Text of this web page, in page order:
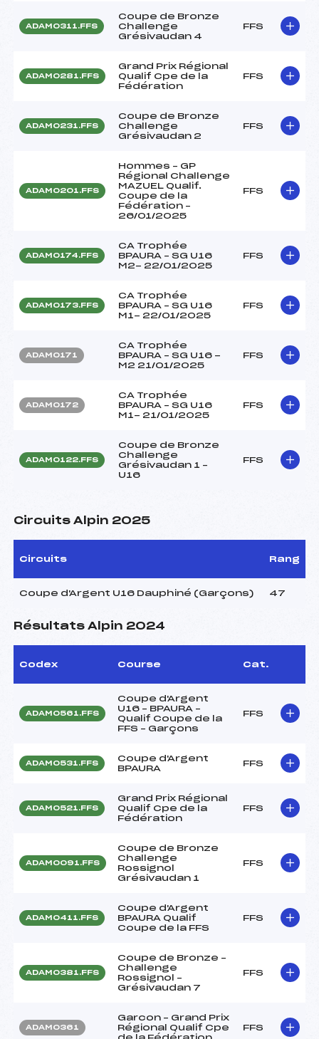
ADAM0311.FFS
Coupe de Bronze
Challenge
Grésivaudan 4
FFS
ADAM0281.FFS
Grand Prix Régional
Qualif Cpe de la
Fédération
FFS
ADAM0231.FFS
Coupe de Bronze
Challenge
Grésivaudan 2
FFS
ADAM0201.FFS
Hommes – GP
Régional Challenge
MAZUEL Qualif.
Coupe de la
Fédération –
26/01/2025
FFS
ADAM0174.FFS
CA Trophée
BPAURA – SG U16
M2- 22/01/2025
FFS
ADAM0173.FFS
CA Trophée
BPAURA – SG U16
M1- 22/01/2025
FFS
ADAM0171
CA Trophée
BPAURA – SG U16 -
M2 21/01/2025
FFS
ADAM0172
CA Trophée
BPAURA – SG U16
M1- 21/01/2025
FFS
ADAM0122.FFS
Coupe de Bronze
Challenge
Grésivaudan 1 –
U16
FFS
Circuits Alpin 2025
Circuits Rang
Coupe d'Argent U16 Dauphiné (Garçons) 47
Résultats Alpin 2024
Codex Course Cat.
ADAM0561.FFS
Coupe d'Argent
U16 – BPAURA –
Qualif Coupe de la
FFS – Garçons
FFS
ADAM0531.FFS
Coupe d'Argent
BPAURA
FFS
ADAM0521.FFS
Grand Prix Régional
Qualif Cpe de la
Fédération
FFS
ADAM0091.FFS
Coupe de Bronze
Challenge
Rossignol
Grésivaudan 1
FFS
ADAM0411.FFS
Coupe d'Argent
BPAURA Qualif
Coupe de la FFS
FFS
ADAM0381.FFS
Coupe de Bronze –
Challenge
Rossignol –
Grésivaudan 7
FFS
ADAM0361
Garcon – Grand Prix
Régional Qualif Cpe
de la Fédération
FFS